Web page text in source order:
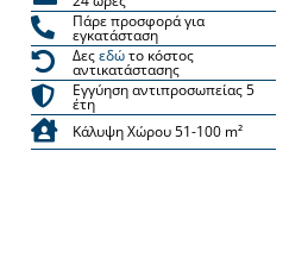
Πάρε προσφορά για
εγκατάσταση
Δεςεδώτο κόστος
αντικατάστασης
Εγγύηση αντιπροσωπείας 5
έτη
Κάλυψη Χώρου 51-100 m²